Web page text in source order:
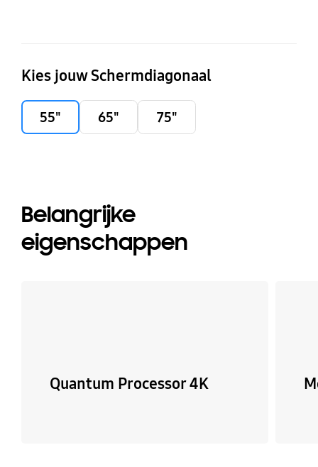
Kies jouw Schermdiagonaal
55" 65" 75"
Belangrijke
eigenschappen
Quantum Processor 4K